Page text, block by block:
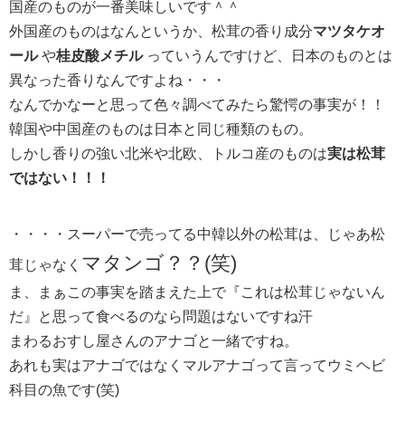
国産のものが一番美味しいです＾＾
外国産のものはなんというか、松茸の香り成分マツタケオ
ール や桂皮酸メチル っていうんですけど、日本のものとは
異なった香りなんですよね・・・
なんでかなーと思って色々調べてみたら驚愕の事実が！！
韓国や中国産のものは日本と同じ種類のもの。
しかし香りの強い北米や北欧、トルコ産のものは実は松茸
ではない！！！
・・・・スーパーで売ってる中韓以外の松茸は、じゃあ松
茸じゃなく マタンゴ？？(笑)
ま、まぁこの事実を踏まえた上で『これは松茸じゃないん
だ』と思って食べるのなら問題はないですね汗
まわるおすし屋さんのアナゴと一緒ですね。
あれも実はアナゴではなくマルアナゴって言ってウミヘビ
科目の魚です(笑)